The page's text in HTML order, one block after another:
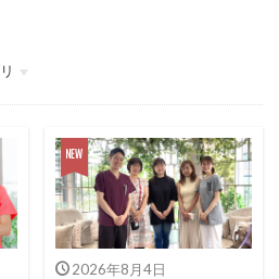
ンタビュー
起業
マネジメント
採用
ーシングホーム
2026年8月4日